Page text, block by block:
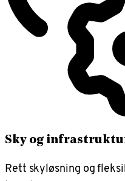
Sky og
Rett skyløsning og